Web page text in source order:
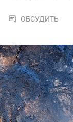
ОБСУДИТЬ